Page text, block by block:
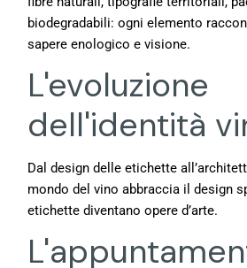
biodegradabili: ogni elemento
sapere enologico e visione.
L'evoluzione
dell'identità
Dal design delle etichette
mondo del vino abbraccia il design
etichette diventano opere d’arte.